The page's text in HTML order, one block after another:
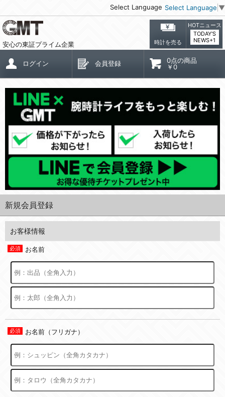
Select Language Select Language ▼
安心の東証プライム企業 時計を売る
HOTニュース
TODAY'S
NEWS+1
ログイン 会員登録
0点の商品
￥0
新規会員登録
お客様情報
お名前
お名前（フリガナ）